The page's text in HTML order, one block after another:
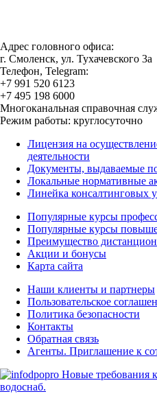
Адрес головного офиса:
г. Смоленск, ул. Тухачевского 3а
Телефон, Telegram:
+7 991 520 6123
+7 495 198 6000
Многоканальная справочная
Режим работы: круглосуточно
Лицензия на
деятельности
Документы, выдаваемые
Локальные нормативные
Линейка консалтинговых
Популярные курсы
Популярные курсы
Преимущество
Акции и бонусы
Карта сайта
Наши клиенты и партнеры
Пользовательское
Политика безопасности
Контакты
Обратная связь
Агенты. Приглашение к